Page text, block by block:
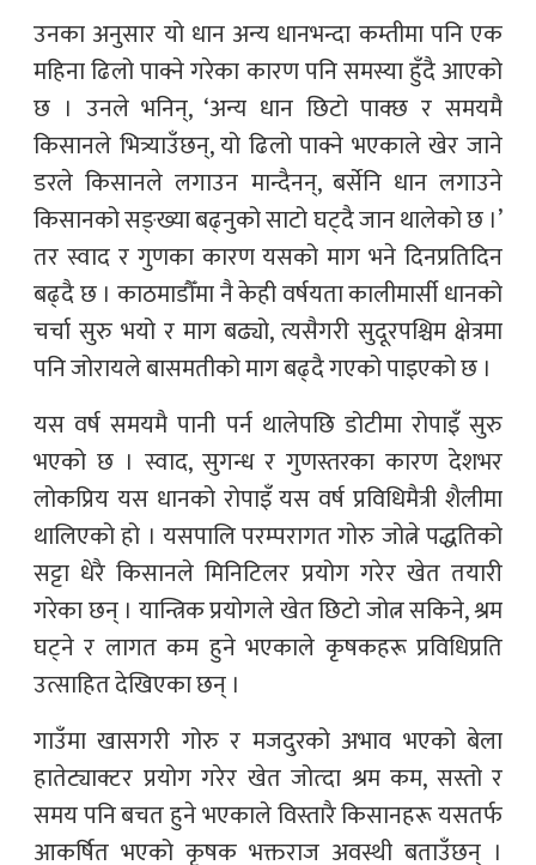
उनका अनुसार यो धान अन्य धानभन्दा कम्तीमा पनि एक
महिना ढिलो पाक्ने गरेका कारण पनि समस्या हुँदै आएको
छ । उनले भनिन्, ‘अन्य धान छिटो पाक्छ र समयमै
किसानले भित्र्याउँछन्, यो ढिलो पाक्ने भएकाले खेर जाने
डरले किसानले लगाउन मान्दैनन्, बर्सेनि धान लगाउने
किसानको सङ्ख्या बढ्नुको साटो घट्दै जान थालेको छ ।’
तर स्वाद र गुणका कारण यसको माग भने दिनप्रतिदिन
बढ्दै छ । काठमाडौँमा नै केही वर्षयता कालीमार्सी धानको
चर्चा सुरु भयो र माग बढ्यो, त्यसैगरी सुदूरपश्चिम क्षेत्रमा
पनि जोरायले बासमतीको माग बढ्दै गएको पाइएको छ ।
यस वर्ष समयमै पानी पर्न थालेपछि डोटीमा रोपाइँ सुरु
भएको छ । स्वाद, सुगन्ध र गुणस्तरका कारण देशभर
लोकप्रिय यस धानको रोपाइँ यस वर्ष प्रविधिमैत्री शैलीमा
थालिएको हो । यसपालि परम्परागत गोरु जोत्ने पद्धतिको
सट्टा धेरै किसानले मिनिटिलर प्रयोग गरेर खेत तयारी
गरेका छन् । यान्त्रिक प्रयोगले खेत छिटो जोत्न सकिने, श्रम
घट्ने र लागत कम हुने भएकाले कृषकहरू प्रविधिप्रति
उत्साहित देखिएका छन् ।
गाउँमा खासगरी गोरु र मजदुरको अभाव भएको बेला
हातेट्याक्टर प्रयोग गरेर खेत जोत्दा श्रम कम, सस्तो र
समय पनि बचत हुने भएकाले विस्तारै किसानहरू यसतर्फ
आकर्षित भएको कृषक भक्तराज अवस्थी बताउँछन् ।